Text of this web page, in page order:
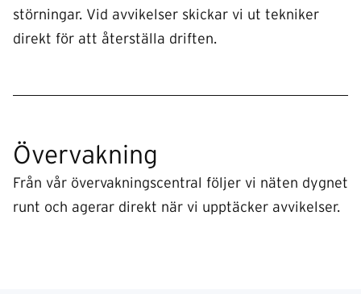
störningar. Vid avvikelser skickar vi ut tekniker
direkt för att återställa driften.
Övervakning
Från vår övervakningscentral följer vi näten dygnet
runt och agerar direkt när vi upptäcker avvikelser.